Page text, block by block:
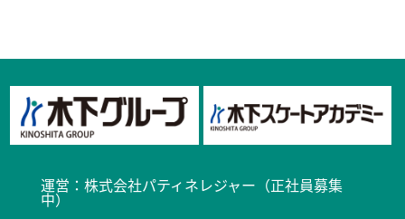
運営： 株式会社パティネレジャー（正社員募集
中）​